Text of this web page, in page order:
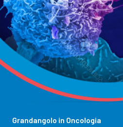
Grandangolo in Oncologia